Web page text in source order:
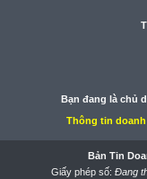
Bạn đang là chủ
Thông tin
Bản Tin
Giấy phép số: Đang